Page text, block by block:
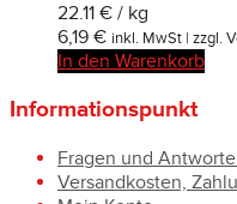
22.11 € / kg
6,19 € inkl. MwSt | zzgl.
In den Warenkorb
Informationspunkt
Fragen und
Versandkosten,